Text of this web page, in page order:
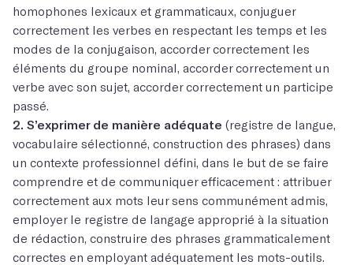
homophones lexicaux et grammaticaux, conjuguer
correctement les verbes en respectant les temps et les
modes de la conjugaison, accorder correctement les
éléments du groupe nominal, accorder correctement un
verbe avec son sujet, accorder correctement un participe
passé.
2. S’exprimer de manière adéquate (registre de langue,
vocabulaire sélectionné, construction des phrases) dans
un contexte professionnel défini, dans le but de se faire
comprendre et de communiquer efficacement : attribuer
correctement aux mots leur sens communément admis,
employer le registre de langage approprié à la situation
de rédaction, construire des phrases grammaticalement
correctes en employant adéquatement les mots-outils.